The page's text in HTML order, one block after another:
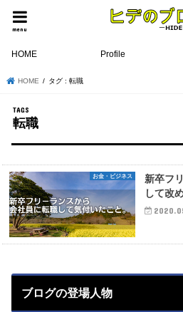
menu
HOME Profile
HOME タグ : 転職
転職
お金・ビジネス
新卒フ
して改
ブログの登場人物